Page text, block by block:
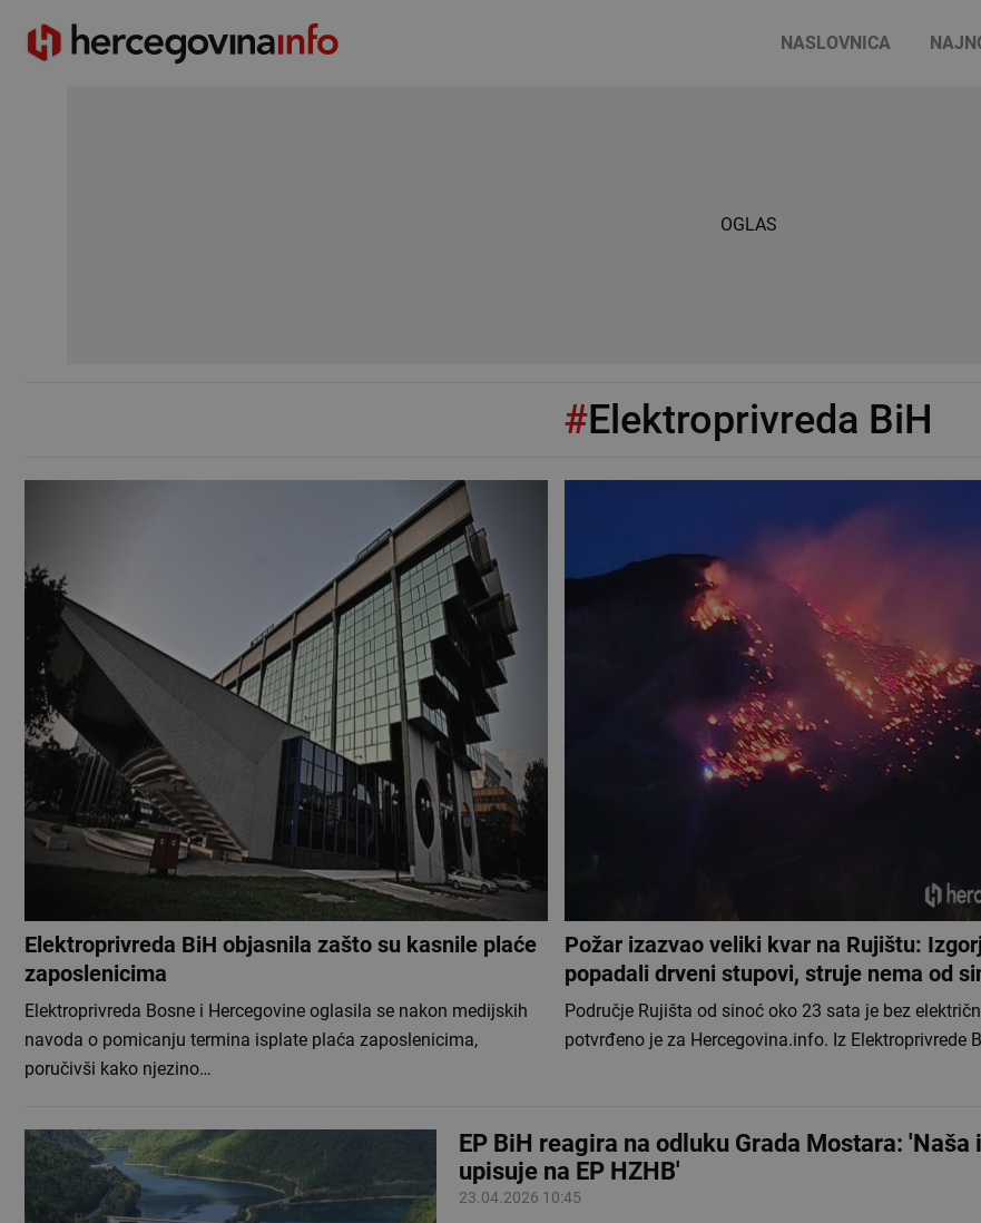
NASLOVNICA
OGLAS
#Elektroprivreda BiH
Elektroprivreda BiH objasnila zašto su kasnile plaće
zaposlenicima
Elektroprivreda Bosne i Hercegovine oglasila se nakon medijskih
navoda o pomicanju termina isplate plaća zaposlenicima,
poručivši kako njezino…
Požar izazvao veliki kvar na Rujištu:
popadali drveni stupovi, struje nema od
Područje Rujišta od sinoć oko 23 sata je bez
potvrđeno je za Hercegovina.info. Iz Elektroprivrede
EP BiH reagira na odluku Grada Mostara: 'Naša
upisuje na EP HZHB'
23.04.2026 10:45